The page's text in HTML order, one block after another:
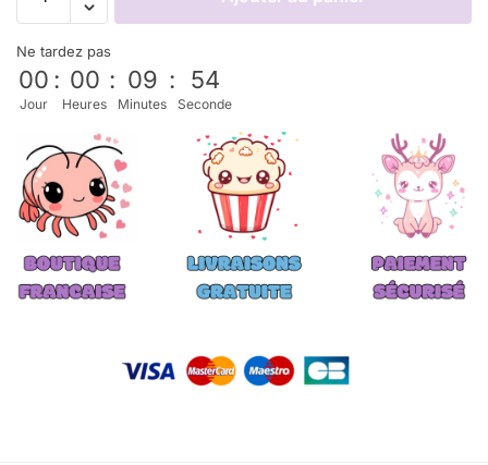
Ne tardez pas
00
Jour
: 00
Heures
: 09
Minutes
: 53
Seconde